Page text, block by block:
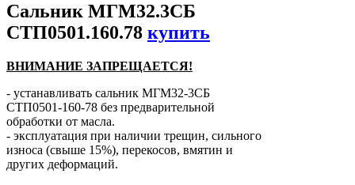
Сальник МГМ32.3СБ
СТП0501.160.78 купить
ВНИМАНИЕ ЗАПРЕЩАЕТСЯ!
- устанавливать сальник МГМ32-3СБ
СТП0501-160-78 без предварительной
обработки от масла.
- эксплуатация при наличии трещин, сильного
износа (свыше 15%), перекосов, вмятин и
других деформаций.